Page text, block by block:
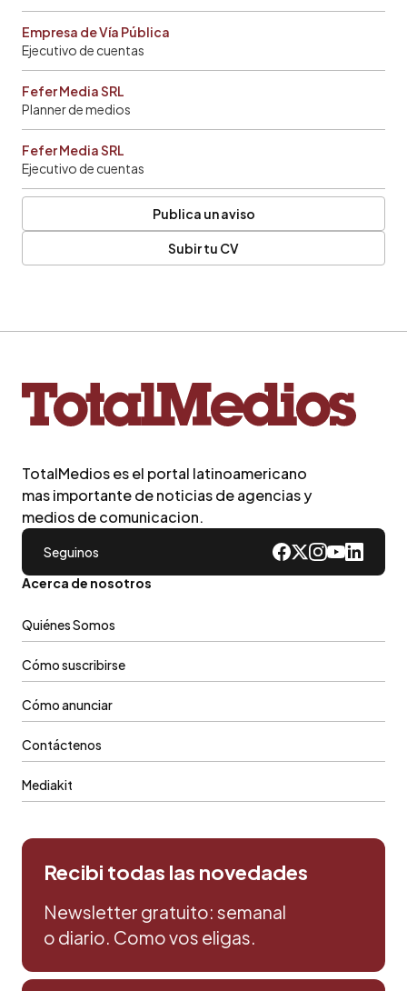
Empresa de Vía Pública
Ejecutivo de cuentas
Fefer Media SRL
Planner de medios
Fefer Media SRL
Ejecutivo de cuentas
Publica un aviso
Subir tu CV
TotalMedios es el portal latinoamericano
mas importante de noticias de agencias y
medios de comunicacion.
Seguinos
Acerca de nosotros
Quiénes Somos
Cómo suscribirse
Cómo anunciar
Contáctenos
Mediakit
Recibi todas las novedades
Newsletter gratuito: semanal
o diario. Como vos eligas.